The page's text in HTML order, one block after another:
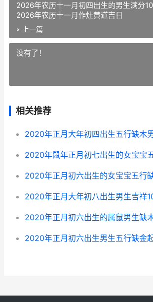
2026年农历十一月初四出生的男生满分
2026年农历十一月作灶黄道吉日
« 上一篇
没有了！
相关推荐